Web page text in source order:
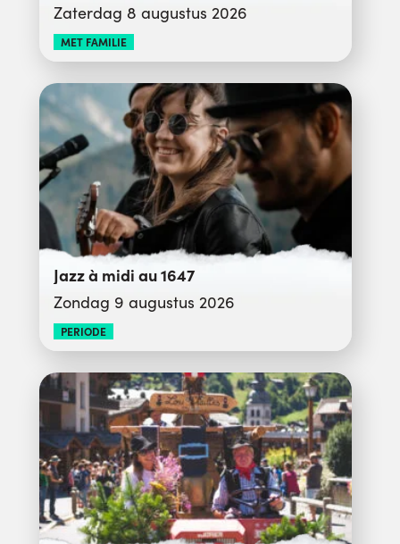
Zaterdag 8 augustus 2026
MET FAMILIE
Jazz à midi au 1647
Zondag 9 augustus 2026
PERIODE